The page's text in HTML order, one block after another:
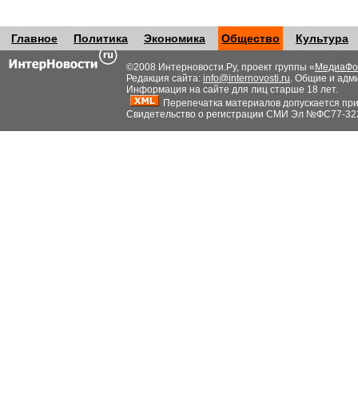
Главное Политика Экономика Общество Культура
©2008 Интерновости.Ру, проект группы «
Редакция сайта: info@internovosti.ru. Общие и
Информация на сайте для лиц старше 18 лет.
Перепечатка материалов допускается
Свидетельство о регистрации СМИ Эл №ФС77-